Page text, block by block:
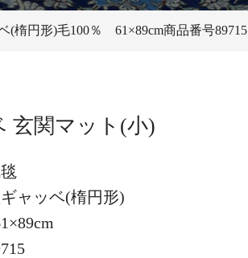
(楕円形)毛100％ 61×89cm商品番号89715
玄関マット(小)
ャッベ(楕円形)